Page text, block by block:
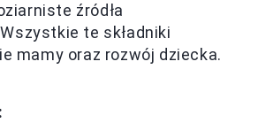
źródła
te składniki
mamy oraz rozwój dziecka.